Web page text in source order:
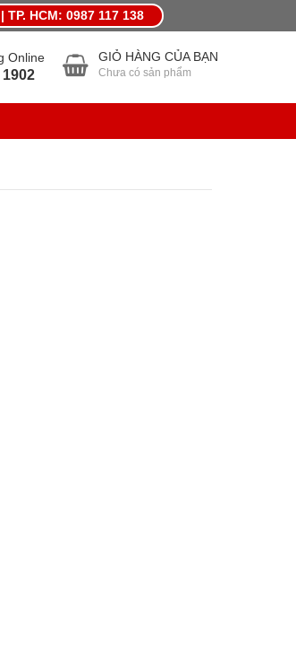
TP. HCM: 0987 117 138
GIỎ HÀNG CỦA BẠN
Chưa có sản phẩm
Online
1902